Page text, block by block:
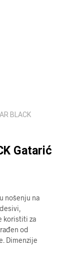
BLACK
Gatarić
nošenju na
koristiti za
od
Dimenzije